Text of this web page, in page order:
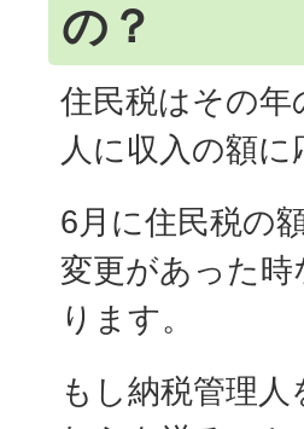
の？
住民税はその
人に収入の額
6月に住民税の
変更があった
ります。
もし納税管理